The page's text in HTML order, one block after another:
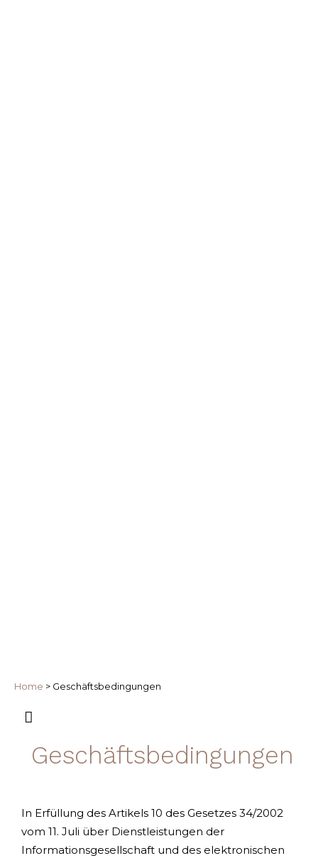
Home > Geschäftsbedingungen
Geschäftsbedingungen
In Erfüllung des Artikels 10 des Gesetzes 34/2002
vom 11. Juli über Dienstleistungen der
Informationsgesellschaft und des elektronischen